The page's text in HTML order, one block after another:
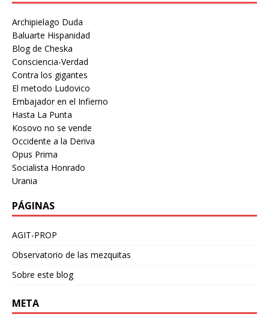
Archipielago Duda
Baluarte Hispanidad
Blog de Cheska
Consciencia-Verdad
Contra los gigantes
El metodo Ludovico
Embajador en el Infierno
Hasta La Punta
Kosovo no se vende
Occidente a la Deriva
Opus Prima
Socialista Honrado
Urania
PÁGINAS
AGIT-PROP
Observatorio de las mezquitas
Sobre este blog
META